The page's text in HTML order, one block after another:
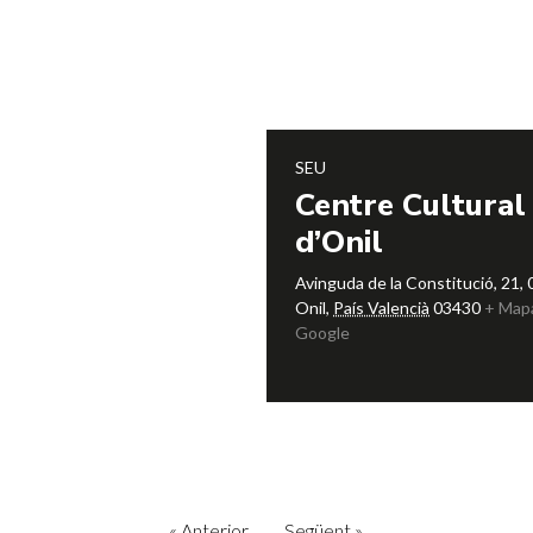
SEU
Centre Cultural
d’Onil
Avinguda de la Constitució, 21,
Onil, País Valencià 03430 +
Google